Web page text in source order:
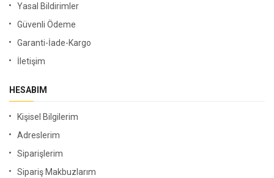
Yasal Bildirimler
Güvenli Ödeme
Garanti-İade-Kargo
İletişim
HESABIM
Kişisel Bilgilerim
Adreslerim
Siparişlerim
Sipariş Makbuzlarım